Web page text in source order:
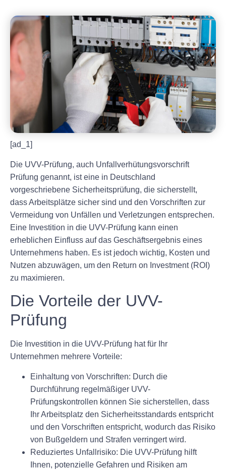
[ad_1]
Die UVV-Prüfung, auch Unfallverhütungsvorschrift
Prüfung genannt, ist eine in Deutschland
vorgeschriebene Sicherheitsprüfung, die sicherstellt,
dass Arbeitsplätze sicher sind und den Vorschriften zur
Vermeidung von Unfällen und Verletzungen entsprechen.
Eine Investition in die UVV-Prüfung kann einen
erheblichen Einfluss auf das Geschäftsergebnis eines
Unternehmens haben. Es ist jedoch wichtig, Kosten und
Nutzen abzuwägen, um den Return on Investment (ROI)
zu maximieren.
Die Vorteile der UVV-
Prüfung
Die Investition in die UVV-Prüfung hat für Ihr
Unternehmen mehrere Vorteile:
Einhaltung von Vorschriften: Durch die
Durchführung regelmäßiger UVV-
Prüfungskontrollen können Sie sicherstellen, dass
Ihr Arbeitsplatz den Sicherheitsstandards entspricht
und den Vorschriften entspricht, wodurch das Risiko
von Bußgeldern und Strafen verringert wird.
Reduziertes Unfallrisiko: Die UVV-Prüfung hilft
Ihnen, potenzielle Gefahren und Risiken am